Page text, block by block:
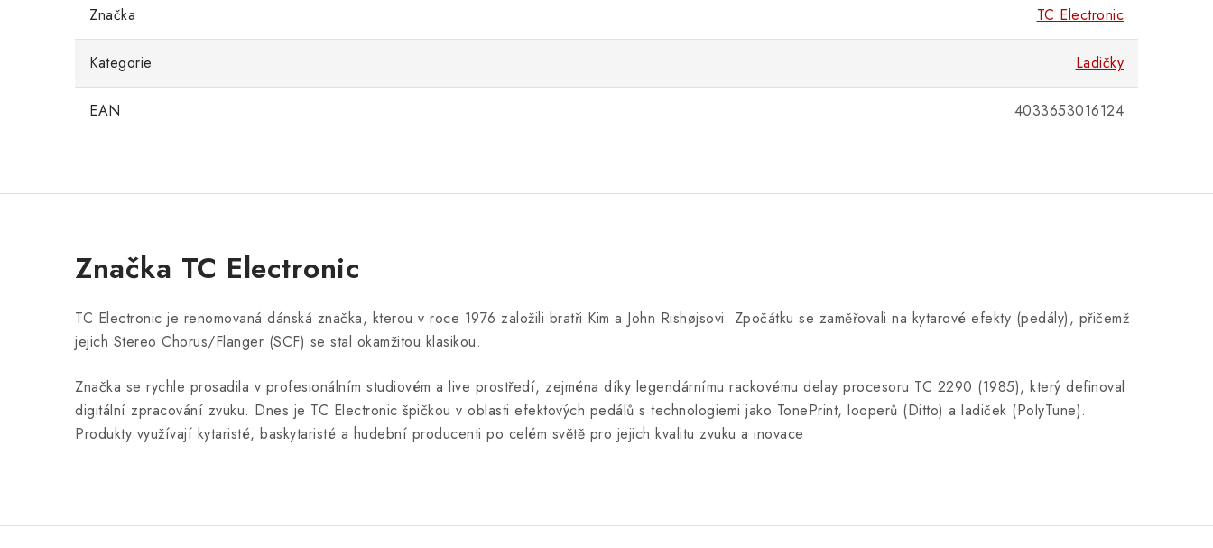
Značka TC Electronic
Kategorie Ladičky
EAN 4033653016124
Značka TC Electronic
TC Electronic je renomovaná dánská značka, kterou v roce 1976 založili bratři Kim a John Rishøjsovi. Zpočátku se zaměřovali na kytarové efekty (pedály), přičemž
jejich Stereo Chorus/Flanger (SCF) se stal okamžitou klasikou.
Značka se rychle prosadila v profesionálním studiovém a live prostředí, zejména díky legendárnímu rackovému delay procesoru TC 2290 (1985), který definoval
digitální zpracování zvuku. Dnes je TC Electronic špičkou v oblasti efektových pedálů s technologiemi jako TonePrint, looperů (Ditto) a ladiček (PolyTune).
Produkty využívají kytaristé, baskytaristé a hudební producenti po celém světě pro jejich kvalitu zvuku a inovace